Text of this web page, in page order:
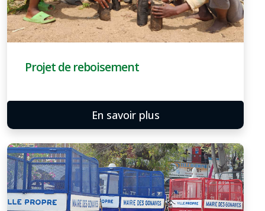
Projet de reboisement
En savoir plus